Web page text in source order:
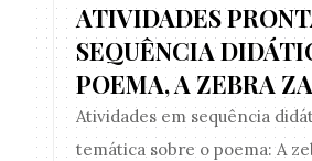
ATIVIDADES
SEQUÊNCIA
POEMA, A ZEBRA
Atividades em sequência
temática sobre o poema: A